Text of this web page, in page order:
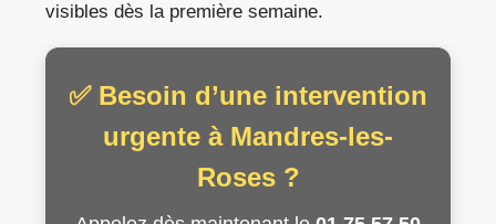
visibles dès la première semaine.
✅ Besoin d’une intervention
urgente à Mandres-les-
Roses ?